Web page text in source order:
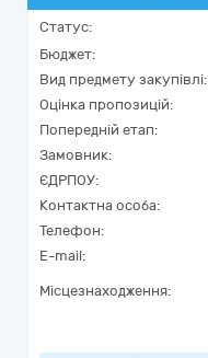
Статус:
Бюджет:
Вид предмету закупівлі:
Оцінка пропозицій:
Попередній етап:
Замовник:
ЄДРПОУ:
Контактна особа:
Телефон:
E-mail:
Місцезнаходження: